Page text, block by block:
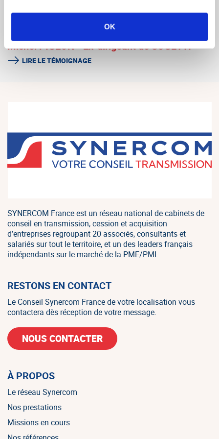
OK
Thierry Rabot - Dirigeant ARSAC.
Michel PIGEON - Ex-dirigeant de SOGETTI
LIRE LE TÉMOIGNAGE
SYNERCOM France est un réseau national de cabinets de
conseil en transmission, cession et acquisition
d’entreprises regroupant 20 associés, consultants et
salariés sur tout le territoire, et un des leaders français
indépendants sur le marché de la PME/PMI.
RESTONS EN CONTACT
Le Conseil Synercom France de votre localisation vous
contactera dès réception de votre message.
NOUS CONTACTER
À PROPOS
Le réseau Synercom
Nos prestations
Missions en cours